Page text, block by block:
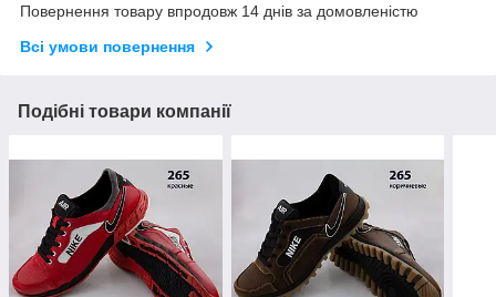
Повернення товару впродовж 14 днів за домовленістю
Всі умови повернення
Подібні товари компанії